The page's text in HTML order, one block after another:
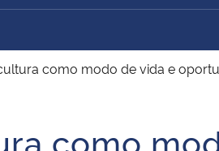
como modo de vida e
como